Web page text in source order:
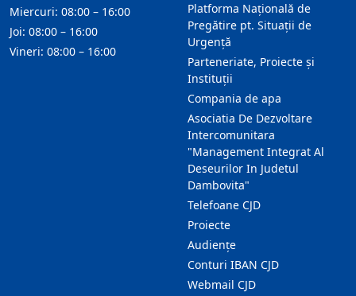
Platforma Națională de
Pregătire pt. Situații de
Urgență
Parteneriate, Proiecte și
Instituții
Compania de apa
Asociatia De Dezvoltare
Intercomunitara
"Management Integrat Al
Deseurilor In Judetul
Dambovita"
Telefoane CJD
Proiecte
Audienţe
Conturi IBAN CJD
Webmail CJD
Miercuri: 08:00 – 16:00
Joi: 08:00 – 16:00
Vineri: 08:00 – 16:00